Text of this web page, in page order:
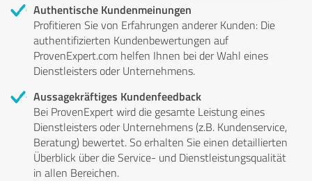
Authentische Kundenmeinungen
Profitieren Sie von Erfahrungen anderer Kunden: Die
authentifizierten Kundenbewertungen auf
ProvenExpert.com helfen Ihnen bei der Wahl eines
Dienstleisters oder Unternehmens.
Aussagekräftiges Kundenfeedback
Bei ProvenExpert wird die gesamte Leistung eines
Dienstleisters oder Unternehmens (z.B. Kundenservice,
Beratung) bewertet. So erhalten Sie einen detaillierten
Überblick über die Service- und Dienstleistungsqualität
in allen Bereichen.